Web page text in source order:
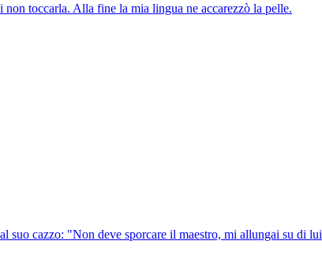
non toccarla. Alla fine la mia lingua ne accarezzò la pelle.
suo cazzo: "Non deve sporcare il maestro, mi allungai su di